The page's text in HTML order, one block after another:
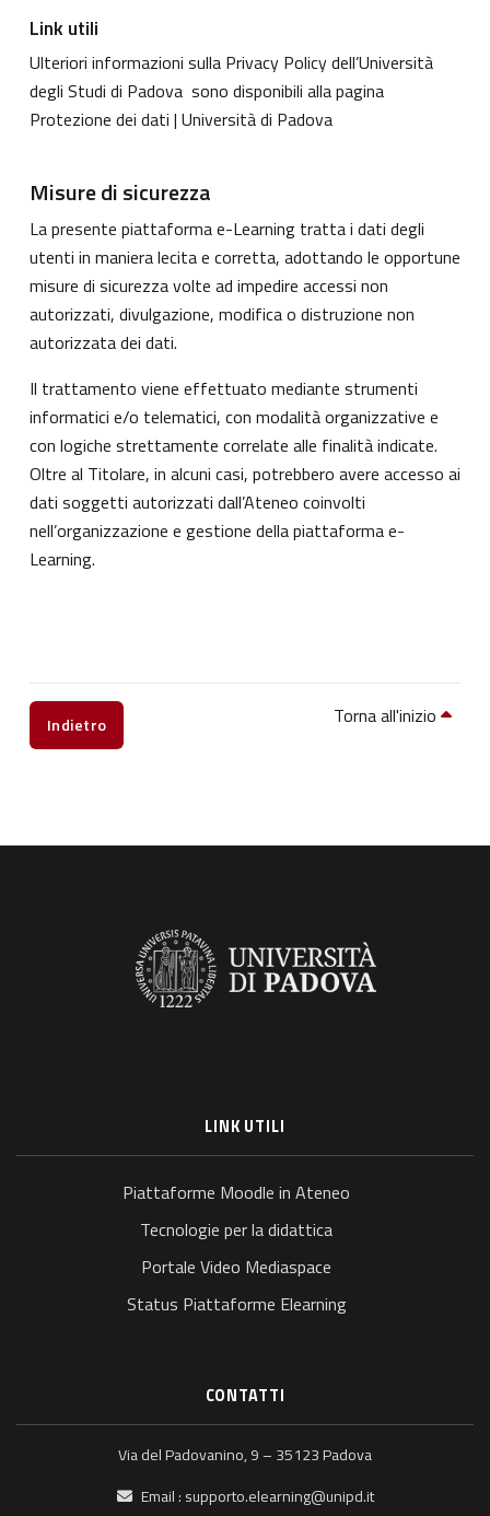
Link utili
Ulteriori informazioni sulla Privacy Policy dell’Università
degli Studi di Padova sono disponibili alla pagina
Protezione dei dati | Università di Padova
Misure di sicurezza
La presente piattaforma e-Learning tratta i dati degli
utenti in maniera lecita e corretta, adottando le opportune
misure di sicurezza volte ad impedire accessi non
autorizzati, divulgazione, modifica o distruzione non
autorizzata dei dati.
Il trattamento viene effettuato mediante strumenti
informatici e/o telematici, con modalità organizzative e
con logiche strettamente correlate alle finalità indicate.
Oltre al Titolare, in alcuni casi, potrebbero avere accesso ai
dati soggetti autorizzati dall’Ateneo coinvolti
nell’organizzazione e gestione della piattaforma e-
Learning.
Indietro Torna all'inizio
LINK UTILI
Piattaforme Moodle in Ateneo
Tecnologie per la didattica
Portale Video Mediaspace
Status Piattaforme Elearning
CONTATTI
Via del Padovanino, 9 – 35123 Padova
Email : supporto.elearning@unipd.it